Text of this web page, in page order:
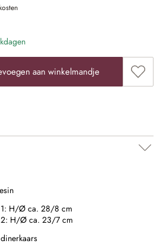
voer de gewenste waarde in of
aan winkelmandje
H/Ø ca. 28/8 cm
H/Ø ca. 23/7 cm